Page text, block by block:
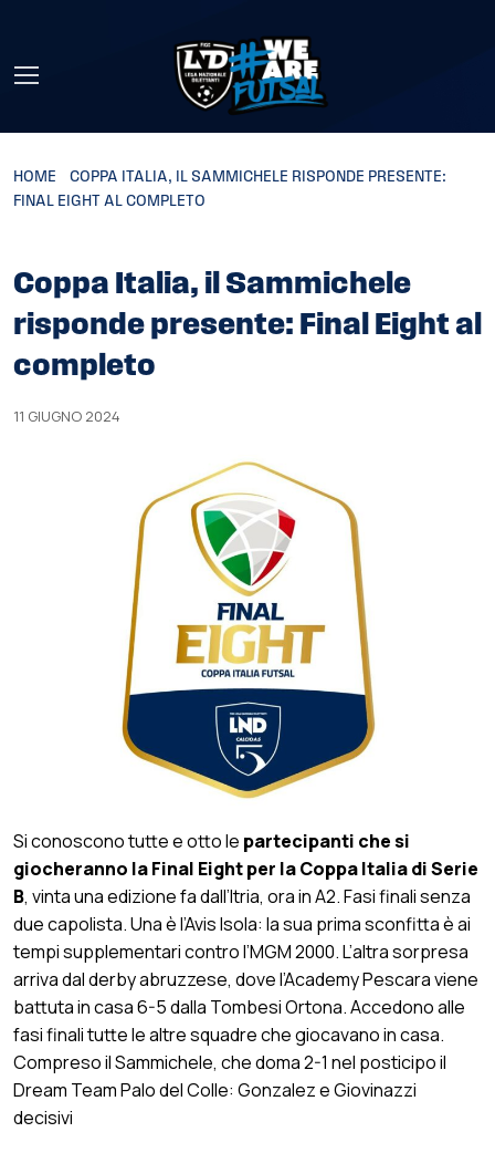
HOME
COPPA ITALIA, IL SAMMICHELE RISPONDE PRESENTE:
FINAL EIGHT AL COMPLETO
Coppa Italia, il Sammichele
risponde presente: Final Eight al
completo
11 GIUGNO 2024
Si conoscono tutte e otto le partecipanti che si
giocheranno la Final Eight per la Coppa Italia di Serie
B, vinta una edizione fa dall’Itria, ora in A2. Fasi finali senza
due capolista. Una è l’Avis Isola: la sua prima sconfitta è ai
tempi supplementari contro l’MGM 2000. L’altra sorpresa
arriva dal derby abruzzese, dove l’Academy Pescara viene
battuta in casa 6-5 dalla Tombesi Ortona. Accedono alle
fasi finali tutte le altre squadre che giocavano in casa.
Compreso il Sammichele, che doma 2-1 nel posticipo il
Dream Team Palo del Colle: Gonzalez e Giovinazzi
decisivi